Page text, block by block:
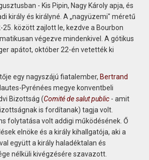
- Kis Pipin, Nagy Károly apja, és
király és királyné. A „nagyüzemi" méretű
között zajlott le, kezdve a Bourbon
végezve mindenkivel. A gótikus
apátot, október 22-én vetették ki
egy nagyszájú fiatalember, Bertrand
Pyrénées megye konventbeli
Bizottság (Comité de salut public - amit
is fordítanak) tagja volt.
folytatása volt addigi működésének. Ő
elnöke és a király kihallgatója, aki a
együtt a király haladéktalan és
nélküli kivégzésére szavazott.